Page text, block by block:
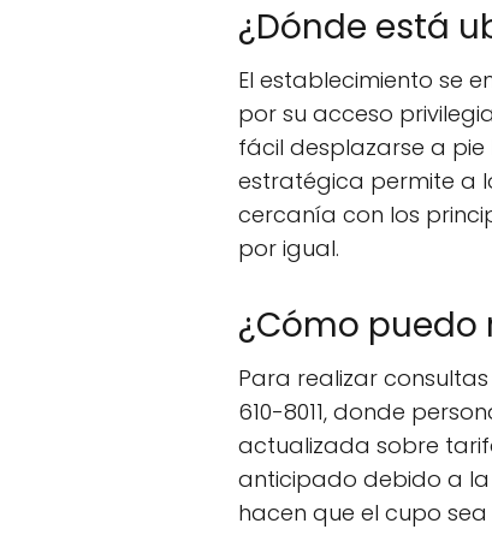
¿Dónde está
El establecimiento se
por su acceso
fácil desplazarse a
estratégica permite a
cercanía con los
por igual.
¿Cómo
Para realizar
610-8011, donde
actualizada sobre
anticipado debido a
hacen que el cupo